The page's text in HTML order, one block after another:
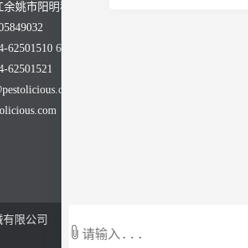
姚市阳明科技园舜科路28号
62501510 62501590
62501521
限公司